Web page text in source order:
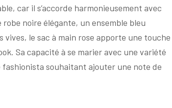
car il s’accorde harmonieusement avec
noire élégante, un ensemble bleu
le sac à main rose apporte une touche
Sa capacité à se marier avec une variété
souhaitant ajouter une note de